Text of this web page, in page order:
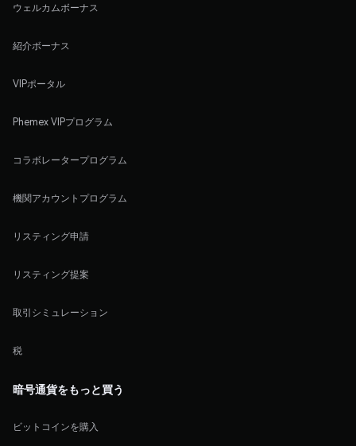
ウェルカムボーナス
紹介ボーナス
VIPポータル
Phemex VIPプログラム
コラボレータープログラム
機関アカウントプログラム
リスティング申請
リスティング提案
取引シミュレーション
税
暗号通貨をもっと買う
ビットコインを購入